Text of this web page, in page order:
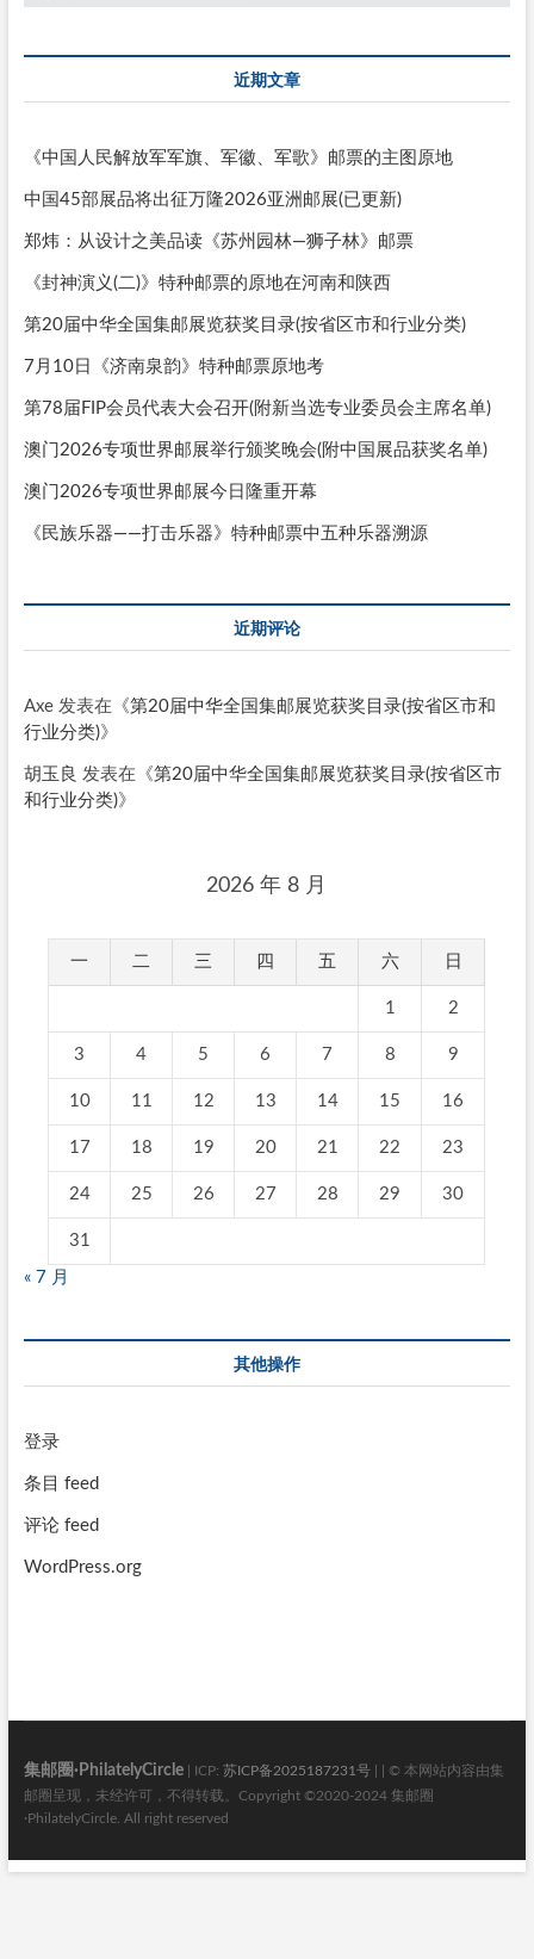
近期文章
《中国人民解放军军旗、军徽、军歌》邮票的主图原地
中国45部展品将出征万隆2026亚洲邮展(已更新)
郑炜：从设计之美品读《苏州园林—狮子林》邮票
《封神演义(二)》特种邮票的原地在河南和陕西
第20届中华全国集邮展览获奖目录(按省区市和行业分类)
7月10日《济南泉韵》特种邮票原地考
第78届FIP会员代表大会召开(附新当选专业委员会主席名单)
澳门2026专项世界邮展举行颁奖晚会(附中国展品获奖名单)
澳门2026专项世界邮展今日隆重开幕
《民族乐器——打击乐器》特种邮票中五种乐器溯源
近期评论
Axe发表在《第20届中华全国集邮展览获奖目录(按省区市和
行业分类)》
胡玉良 发表在《第20届中华全国集邮展览获奖目录(按省区市
和行业分类)》
2026 年 8 月
一 二 三 四 五 六 日
1 2
3 4 5 6 7 8 9
10 11 12 13 14 15 16
17 18 19 20 21 22 23
24 25 26 27 28 29 30
31
« 7 月
其他操作
登录
条目 feed
评论 feed
WordPress.org
集邮圈·PhilatelyCircle| ICP: 苏ICP备2025187231号| | © 本网站内容由集
邮圈呈现，未经许可，不得转载。Copyright ©2020-2024 集邮圈
·PhilatelyCircle. All right reserved